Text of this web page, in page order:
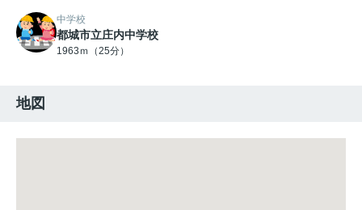
中学校
都城市立庄内中学校
1963ｍ（25分）
地図